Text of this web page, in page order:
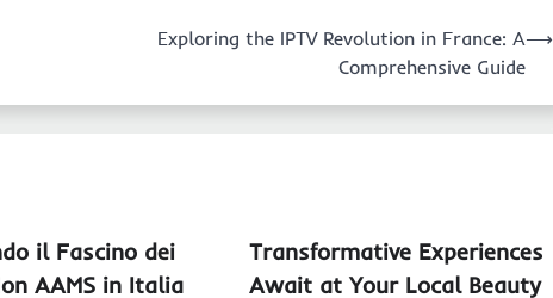
Exploring the IPTV Revolution in France: A
Comprehensive Guide
⟶
il Fascino dei
AAMS in Italia
Transformative Experiences
Await at Your Local Beauty